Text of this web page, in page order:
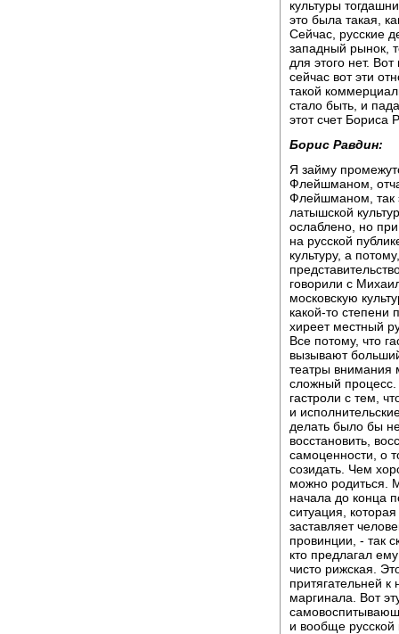
культуры
это была такая,
Сейчас, русские
западный рынок,
для этого нет.
сейчас вот эти
такой
стало быть, и
этот счет Бориса
Борис Равдин:
Я займу
Флейшманом,
Флейшманом, так
латышской
ослаблено, но
на русской
культуру, а
говорили с
московскую
какой-то степени
хиреет местный
Все потому, что
вызывают
театры внимания
сложный
гастроли с тем,
и
делать было бы
восстановить,
самоценности, о
созидать. Чем
можно родиться.
начала до конца
ситуация,
заставляет
провинции, - так
кто предлагал
чисто рижская.
притягательней
маргинала. Вот
и вообще русской